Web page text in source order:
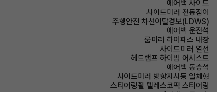
에어백 사이드
사이드미러 전동접이
주행안전 차선이탈경보(LDWS)
에어백 운전석
룸미러 하이패스 내장
사이드미러 열선
헤드램프 하이빔 어시스트
에어백 동승석
사이드미러 방향지시등 일체형
스티어링휠 텔레스코픽 스티어링